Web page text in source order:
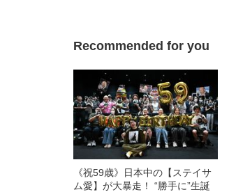
Recommended for you
《祝59歳》日本中の【ステイサ
ム愛】が大暴走！ “勝手に”生誕